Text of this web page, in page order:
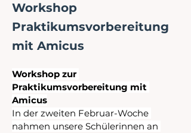
Workshop
Praktikumsvorbereitung
mit Amicus
Workshop zur
Praktikumsvorbereitung mit
Amicus
In der zweiten Februar-Woche
nahmen unsere Schülerinnen an